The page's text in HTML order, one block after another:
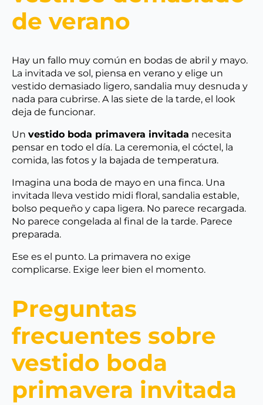
de verano
Hay un fallo muy común en bodas de abril y mayo.
La invitada ve sol, piensa en verano y elige un
vestido demasiado ligero, sandalia muy desnuda y
nada para cubrirse. A las siete de la tarde, el look
deja de funcionar.
Un vestido boda primavera invitada necesita
pensar en todo el día. La ceremonia, el cóctel, la
comida, las fotos y la bajada de temperatura.
Imagina una boda de mayo en una finca. Una
invitada lleva vestido midi floral, sandalia estable,
bolso pequeño y capa ligera. No parece recargada.
No parece congelada al final de la tarde. Parece
preparada.
Ese es el punto. La primavera no exige
complicarse. Exige leer bien el momento.
Preguntas
frecuentes sobre
vestido boda
primavera invitada